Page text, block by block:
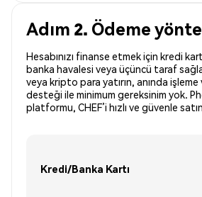
Adım 2. Ödeme
Hesabınızı finanse etmek için kredi
banka havalesi veya üçüncü taraf
veya kripto para yatırın, anında
desteği ile minimum gereksinim yok.
platformu, CHEF’i hızlı ve güvenle
Kredi/Banka Kartı